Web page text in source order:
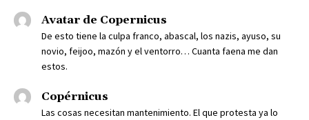
Avatar de Copernicus
De esto tiene la culpa franco, abascal, los nazis, ayuso, su
novio, feijoo, mazón y el ventorro… Cuanta faena me dan
estos.
Copérnicus
Las cosas necesitan mantenimiento. El que protesta ya lo